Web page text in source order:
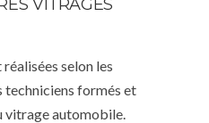
VITRAGES
selon les
techniciens formés et
vitrage automobile.